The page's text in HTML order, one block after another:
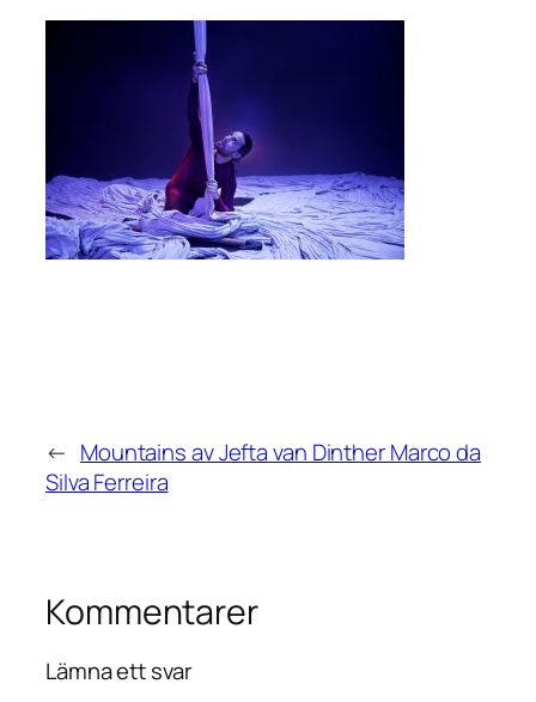
← Mountains av Jefta van Dinther Marco da
Silva Ferreira
Kommentarer
Lämna ett svar